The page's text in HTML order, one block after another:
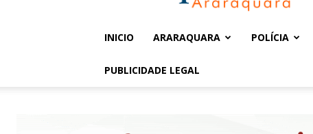
INICIO ARARAQUARA POLÍCIA
PUBLICIDADE LEGAL